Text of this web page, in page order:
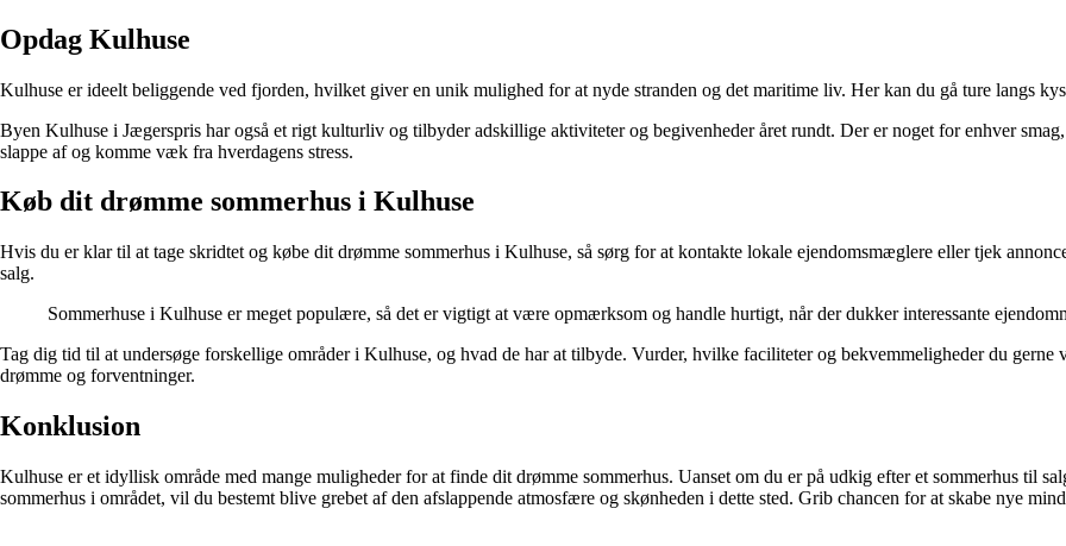
Opdag Kulhuse
Kulhuse er ideelt beliggende ved fjorden, hvilket giver en unik mulighed for at nyde stranden og det maritime liv. Her kan du gå ture langs
Byen Kulhuse i Jægerspris har også et rigt kulturliv og tilbyder adskillige aktiviteter og begivenheder året rundt. Der er noget for enhver
slappe af og komme væk fra hverdagens stress.
Køb dit drømme sommerhus i Kulhuse
Hvis du er klar til at tage skridtet og købe dit drømme sommerhus i Kulhuse, så sørg for at kontakte lokale ejendomsmæglere eller tjek
salg.
Sommerhuse i Kulhuse er meget populære, så det er vigtigt at være opmærksom og handle hurtigt, når der dukker interessante
Tag dig tid til at undersøge forskellige områder i Kulhuse, og hvad de har at tilbyde. Vurder, hvilke faciliteter og bekvemmeligheder du
drømme og forventninger.
Konklusion
Kulhuse er et idyllisk område med mange muligheder for at finde dit drømme sommerhus. Uanset om du er på udkig efter et sommerhus til
sommerhus i området, vil du bestemt blive grebet af den afslappende atmosfære og skønheden i dette sted. Grib chancen for at skabe nye